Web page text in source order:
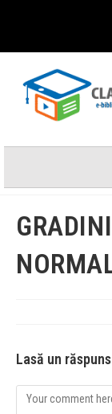
Lasă un răspuns